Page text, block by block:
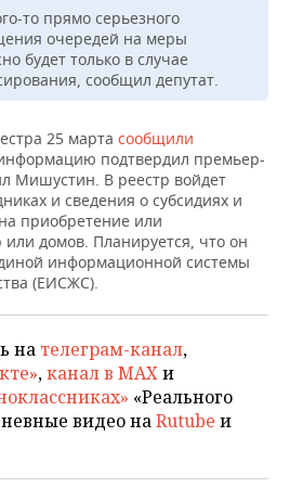
то прямо серьезного
очередей на меры
будет только в случае
сообщил депутат.
25 марта сообщили
подтвердил премьер-
Мишустин. В реестр войдет
и сведения о субсидиях и
приобретение или
или домов. Планируется, что он
информационной системы
(ЕИСЖС).
на телеграм-канал,
,канал в MAXи
«Реального
видео наRutube и